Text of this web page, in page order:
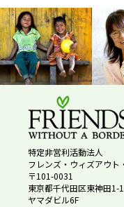
特定非営利活動法人
フレンズ・ウィズアウト
〒101-0031
東京都千代田区東神田1-
ヤマダビル6F